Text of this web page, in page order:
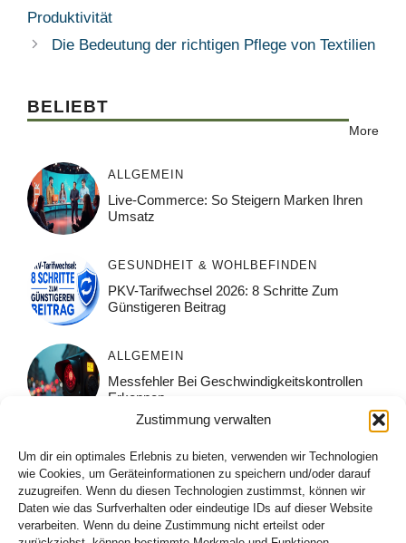
Zustimmung verwalten
Um dir ein optimales Erlebnis zu bieten, verwenden wir Technologien
wie Cookies, um Geräteinformationen zu speichern und/oder darauf
zuzugreifen. Wenn du diesen Technologien zustimmst, können wir
Daten wie das Surfverhalten oder eindeutige IDs auf dieser Website
verarbeiten. Wenn du deine Zustimmung nicht erteilst oder
Produktivität
Die Bedeutung der richtigen Pflege von Textilien
BELIEBT
More
ALLGEMEIN
Live-Commerce: So Steigern Marken Ihren
Umsatz
GESUNDHEIT & WOHLBEFINDEN
PKV-Tarifwechsel 2026: 8 Schritte Zum
Günstigeren Beitrag
ALLGEMEIN
Messfehler Bei Geschwindigkeitskontrollen
Erkennen
Muskelpflege Nach Dem Sport: Was Wirklich
Hilft
ALLGEMEIN